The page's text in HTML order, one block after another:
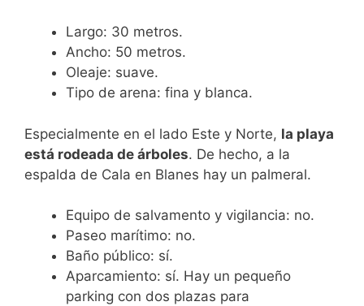
Largo: 30 metros.
Ancho: 50 metros.
Oleaje: suave.
Tipo de arena: fina y blanca.
Especialmente en el lado Este y Norte, la playa
está rodeada de árboles. De hecho, a la
espalda de Cala en Blanes hay un palmeral.
Equipo de salvamento y vigilancia: no.
Paseo marítimo: no.
Baño público: sí.
Aparcamiento: sí. Hay un pequeño
parking con dos plazas para